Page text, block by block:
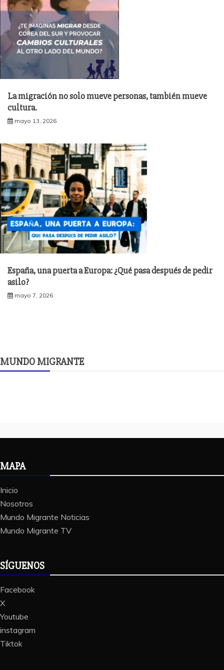
La migración no solo mueve personas, también mueve
cultura.
mayo 13, 2026
España, una puerta a Europa: ¿Qué pasa después de pedir
asilo?
mayo 7, 2026
MUNDO MIGRANTE
MAPA
Inicio
Nosotros
Mundo Migrante Noticias
Mundo Migrante TV
SÍGUENOS
Facebook
X
Youtube
instagram
Tiktok